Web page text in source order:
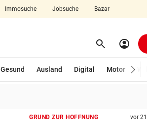
Immosuche Jobsuche Bazar
search Suchen
account_circle
Gesund Ausland Digital Motor
GRUND ZUR HOFFNUNG vor